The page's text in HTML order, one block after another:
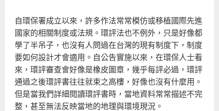
自環保署成立以來，許多作法常常模仿或移植國際先進
國家的相關制度或法規。環評法也不例外，只是好像都
學了半吊子，也沒有人問過在台灣的現有制度下，制度
要如何設計才會適用。自公告實施以來，在環保人士看
來，環評審查會好像是橡皮圖章，幾乎每評必過，環評
通過之後環評書往往就束之高樓，好像也沒有什麼用。
但是當我們詳細閱讀環評書時，當地資料常常描述不完
整，甚至無法反映當地的地理與環境現況。